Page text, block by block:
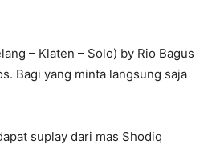
– Klaten – Solo) by Rio Bagus
Bagi yang minta langsung saja
suplay dari mas Shodiq